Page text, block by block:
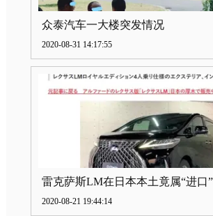
众泰汽车一大楼突发情况
2020-08-31 14:17:55
2020-08-21 19:44:14